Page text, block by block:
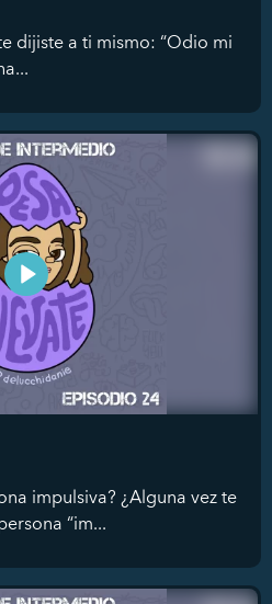
dijiste a ti mismo: “Odio mi
impulsiva? ¿Alguna vez te
“im...